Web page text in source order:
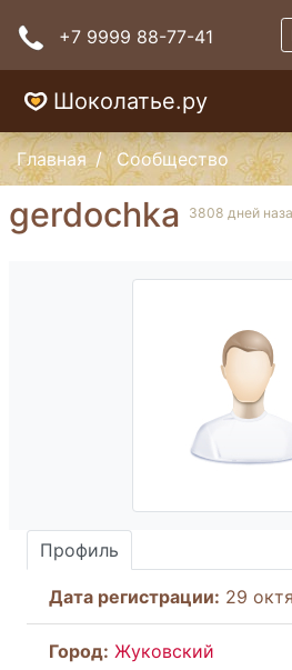
+7 9999 88-77-41
Шоколатье.ру
Главная Сообщество
gerdochka 3808 дней
Профиль
Дата регистрации: 29
Город: Жуковский